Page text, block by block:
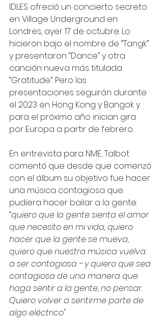
IDLES ofreció un concierto secreto
en Village Underground en
Londres, ayer 17 de octubre. Lo
hicieron bajo el nombre de “Tangk”
y presentaron “Dance” y otra
canción nueva más titulada
“Gratitude”. Pero las
presentaciones seguirán durante
el 2023 en Hong Kong y Bangok y
para el próximo año inician gira
por Europa a partir de febrero.
En entrevista para NME, Talbot
comentó que desde que comenzó
con el álbum su objetivo fue hacer
una música contagiosa que
pudiera hacer bailar a la gente:
“quiero que la gente sienta el amor
que necesito en mi vida, quiero
hacer que la gente se mueva,
quiero que nuestra música vuelva
a ser contagiosa - y quiero que sea
contagiosa de una manera que
haga sentir a la gente, no pensar.
Quiero volver a sentirme parte de
algo eléctrico".